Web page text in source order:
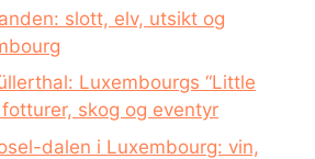
slott, elv, utsikt og
Luxembourgs “Little
skog og eventyr
dalen i Luxembourg: vin,